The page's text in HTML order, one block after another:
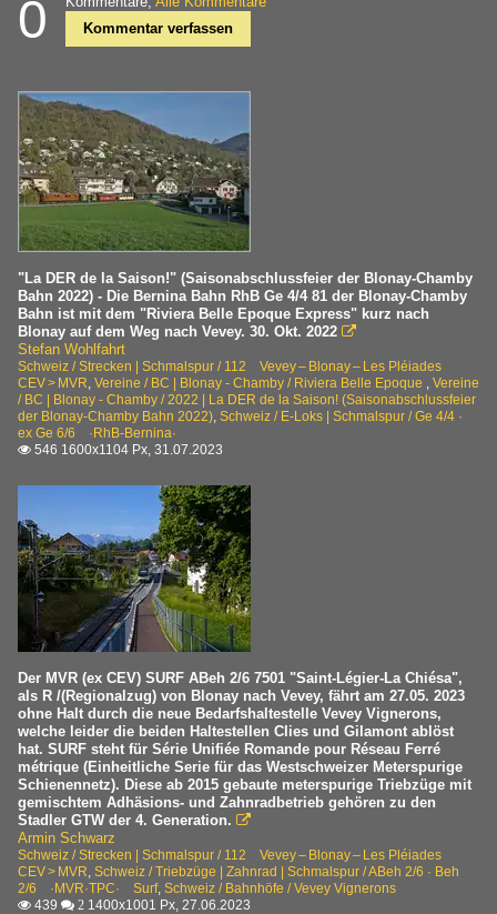
0
Kommentar verfassen
"La DER de la Saison!" (Saisonabschlussfeier der Blonay-Chamby
Bahn 2022) - Die Bernina Bahn RhB Ge 4/4 81 der Blonay-Chamby
Bahn ist mit dem "Riviera Belle Epoque Express" kurz nach
Blonay auf dem Weg nach Vevey. 30. Okt. 2022 
Stefan Wohlfahrt
Schweiz / Strecken | Schmalspur / 112 Vevey – Blonay – Les Pléiades
CEV > MVR Vereine / BC | Blonay - Chamby / Riviera Belle Epoque
Vereine
/ BC | Blonay - Chamby / 2022 | La DER de la Saison! (Saisonabschlussfeier
der Blonay-Chamby Bahn 2022) Schweiz / E-Loks | Schmalspur / Ge 4/4 ·
ex Ge 6/6 ·RhB-Bernina·
 546 1600x1104 Px, 31.07.2023
Der MVR (ex CEV) SURF ABeh 2/6 7501 "Saint-Légier-La Chiésa",
als R /(Regionalzug) von Blonay nach Vevey, fährt am 27.05. 2023
ohne Halt durch die neue Bedarfshaltestelle Vevey Vignerons,
welche leider die beiden Haltestellen Clies und Gilamont ablöst
hat. SURF steht für Série Unifiée Romande pour Réseau Ferré
métrique (Einheitliche Serie für das Westschweizer Meterspurige
Schienennetz). Diese ab 2015 gebaute meterspurige Triebzüge mit
gemischtem Adhäsions- und Zahnradbetrieb gehören zu den
Stadler GTW der 4. Generation. 
Armin Schwarz
Schweiz / Strecken | Schmalspur / 112 Vevey – Blonay – Les Pléiades
CEV > MVR Schweiz / Triebzüge | Zahnrad | Schmalspur / ABeh 2/6 · Beh
2/6 ·MVR·TPC· Surf, Schweiz / Bahnhöfe / Vevey Vignerons
 439  2 1400x1001 Px, 27.06.2023